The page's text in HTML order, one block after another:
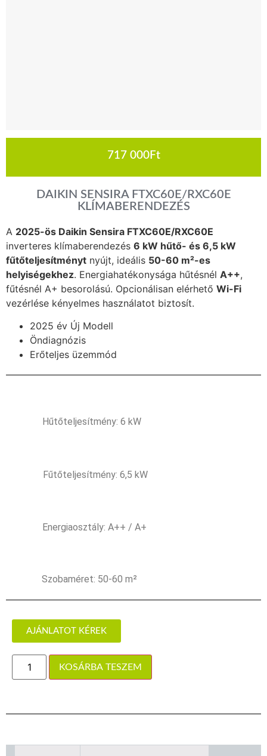
717 000Ft
DAIKIN SENSIRA FTXC60E/RXC60E
KLÍMABERENDEZÉS
A 2025-ös Daikin Sensira FTXC60E/RXC60E
inverteres klímaberendezés 6 kW hűtő- és 6,5 kW
fűtőteljesítményt nyújt, ideális 50-60 m²-es
helyiségekhez. Energiahatékonysága hűtésnél A++,
fűtésnél A+ besorolású. Opcionálisan elérhető Wi-Fi
vezérlése kényelmes használatot biztosít.
2025 év Új Modell
Öndiagnózis
Erőteljes üzemmód
Hűtőteljesítmény: 6 kW
Fűtőteljesítmény: 6,5 kW
Energiaosztály: A++ / A+
Szobaméret: 50-60 m²
AJÁNLATOT KÉREK
KOSÁRBA TESZEM